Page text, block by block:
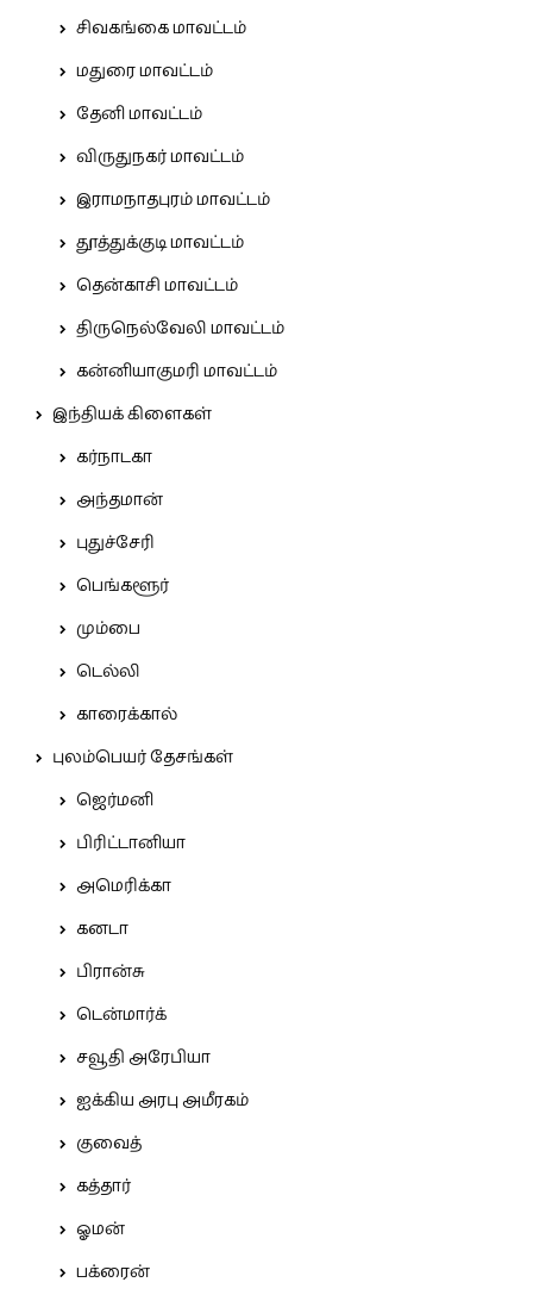
சிவகங்கை மாவட்டம்
மதுரை மாவட்டம்
தேனி மாவட்டம்
விருதுநகர் மாவட்டம்
இராமநாதபுரம் மாவட்டம்
தூத்துக்குடி மாவட்டம்
தென்காசி மாவட்டம்
திருநெல்வேலி மாவட்டம்
கன்னியாகுமரி மாவட்டம்
இந்தியக் கிளைகள்
கர்நாடகா
அந்தமான்
புதுச்சேரி
பெங்களூர்
மும்பை
டெல்லி
காரைக்கால்
புலம்பெயர் தேசங்கள்
ஜெர்மனி
பிரிட்டானியா
அமெரிக்கா
கனடா
பிரான்சு
டென்மார்க்
சவூதி அரேபியா
ஐக்கிய அரபு அமீரகம்
குவைத்
கத்தார்
ஓமன்
பக்ரைன்